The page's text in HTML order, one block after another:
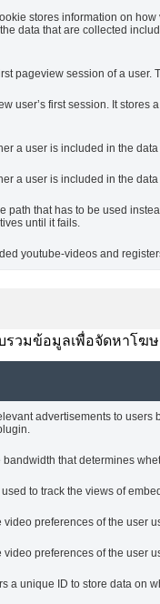
stores information on
data that are collected
pageview session of a user.
user’s first session. It
a user is included in the
a user is included in the
path that has to be used
until it fails.
youtube-videos and
รวมข้อมูลเพื่อจัดหาโฆ
advertisements to
that determines
to track the views of
video preferences of the user
video preferences of the user
a unique ID to store data on